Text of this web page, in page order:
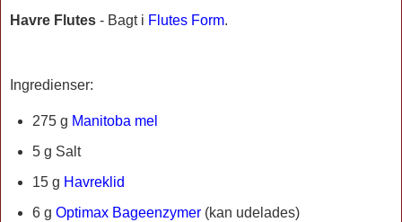
Havre Flutes - Bagt i Flutes Form.
Ingredienser:
275 g Manitoba mel
5 g Salt
15 g Havreklid
6 g Optimax Bageenzymer(kan udelades)